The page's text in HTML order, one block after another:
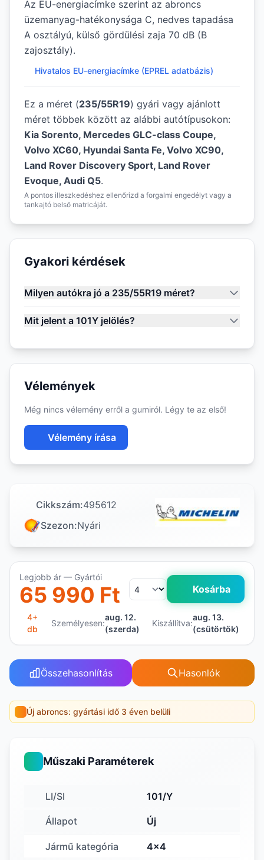
Az EU-energiacímke szerint az abroncs
üzemanyag-hatékonysága C, nedves tapadása
A osztályú, külső gördülési zaja 70 dB (B
zajosztály).
Hivatalos EU-energiacímke (EPREL adatbázis)
Ez a méret (235/55R19) gyári vagy ajánlott
méret többek között az alábbi autótípusokon:
Kia Sorento, Mercedes GLC-class Coupe,
Volvo XC60, Hyundai Santa Fe, Volvo XC90,
Land Rover Discovery Sport, Land Rover
Evoque, Audi Q5.
A pontos illeszkedéshez ellenőrizd a forgalmi engedélyt vagy a
tankajtó belső matricáját.
Gyakori kérdések
Milyen autókra jó a 235/55R19 méret?
Mit jelent a 101Y jelölés?
Vélemények
Még nincs vélemény erről a gumiról. Légy te az első!
Vélemény írása
Cikkszám:495612
Szezon:Nyári
Legjobb ár — Gyártói
65 990 Ft Kosárba
4+
db
Személyesen:
aug. 12.
(szerda)
Kiszállítva:
aug. 13.
(csütörtök)
Összehasonlítás Hasonlók
Új abroncs: gyártási idő 3 éven belüli
Műszaki Paraméterek
LI/SI 101/Y
Állapot Új
Jármű kategória 4x4